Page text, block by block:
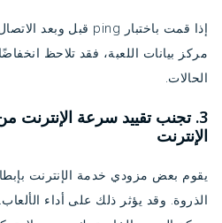
مركز بيانات اللعبة، فقد تلاحظ
الحالات.
3. تجنب تقييد سرعة الإنترنت
الإنترنت
يقوم بعض مزودي خدمة الإنترنت